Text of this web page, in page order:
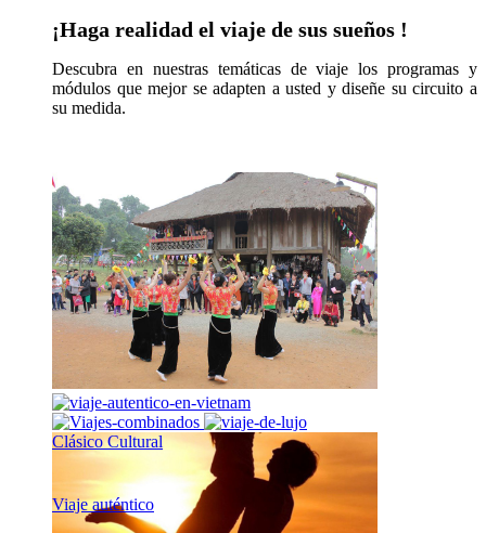
¡Haga realidad el viaje de sus sueños !
Descubra en nuestras temáticas de viaje los programas y
módulos que mejor se adapten a usted y diseñe su circuito a
su medida.
Clásico Cultural
Viaje auténtico